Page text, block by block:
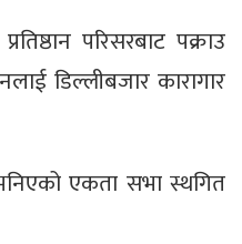
परिसरबाट पक्राउ
डिल्लीबजार कारागार
एकता सभा स्थगित